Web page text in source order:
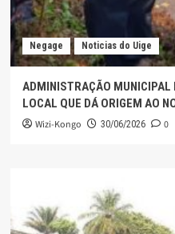
Negage Noticias do Uige
ADMINISTRAÇÃO
LOCAL QUE DÁ ORIGEM AO
Wizi-Kongo 30/06/2026 0